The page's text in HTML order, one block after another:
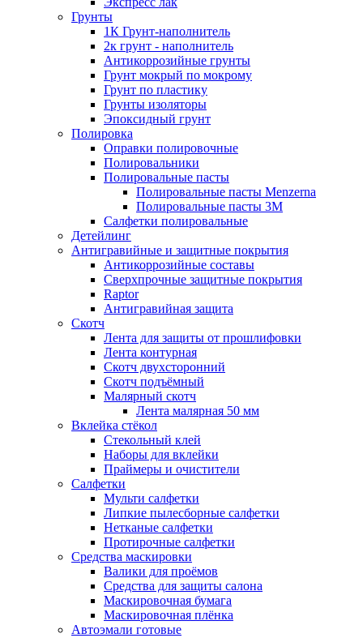
Грунты
1К Грунт-наполнитель
2к грунт - наполнитель
Антикоррозийные грунты
Грунт мокрый по мокрому
Грунт по пластику
Грунты изоляторы
Эпоксидный грунт
Полировка
Оправки полировочные
Полировальники
Полировальные пасты
Полировальные пасты Menzerna
Полировальные пасты 3M
Салфетки полировальные
Детейлинг
Антигравийные и защитные покрытия
Антикоррозийные составы
Сверхпрочные защитные покрытия
Raptor
Антигравийная защита
Скотч
Лента для защиты от прошлифовки
Лента контурная
Скотч двухсторонний
Скотч подъёмный
Малярный скотч
Лента малярная 50 мм
Вклейка стёкол
Стекольный клей
Наборы для вклейки
Праймеры и очистители
Салфетки
Мульти салфетки
Липкие пылесборные салфетки
Нетканые салфетки
Протирочные салфетки
Средства маскировки
Валики для проёмов
Средства для защиты салона
Маскировочная бумага
Маскировочная плёнка
Автоэмали готовые